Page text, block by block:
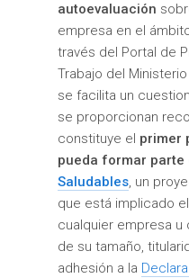
autoevaluación
empresa en el
través del Portal de
Trabajo del
se facilita un
se proporcionan
constituye el primer
pueda formar parte
Saludables, un
que está implicado
cualquier empresa u
de su tamaño,
adhesión a la